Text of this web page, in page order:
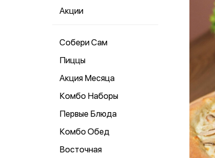
Акции
Собери Сам
Пиццы
Акция Месяца
Комбо Наборы
Первые Блюда
Комбо Обед
Восточная